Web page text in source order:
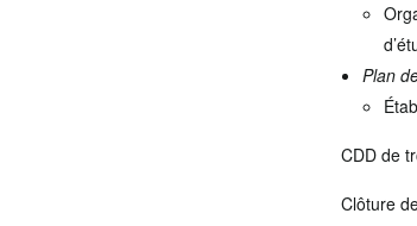
Plan
CDD de
Clôture